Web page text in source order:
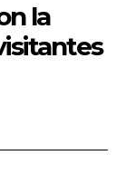
la